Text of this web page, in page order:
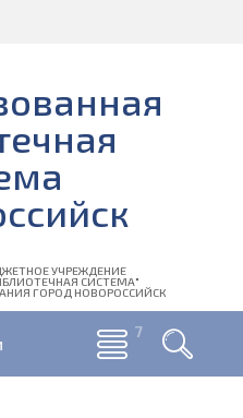
УЧРЕЖДЕНИЕ
СИСТЕМА"
ГОРОД НОВОРОССИЙСК